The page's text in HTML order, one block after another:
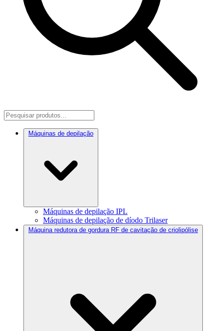
Máquinas de depilação
Máquinas de depilação IPL
Máquinas de depilação de díodo Trilaser
Máquina redutora de gordura RF de cavitação de criolipólise